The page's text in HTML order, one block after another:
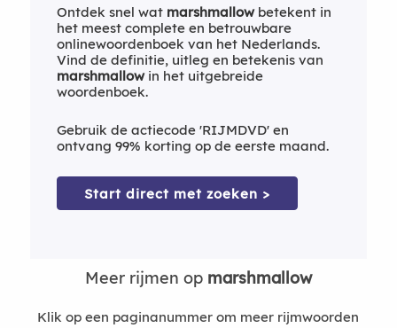
Ontdek snel wat marshmallowbetekent in
het meest complete en betrouwbare
onlinewoordenboek van het Nederlands.
Vind de definitie, uitleg en betekenis van
marshmallowin het uitgebreide
woordenboek.
Gebruik de actiecode 'RIJMDVD' en
ontvang 99% korting op de eerste maand.
Start direct met zoeken >
Meer rijmen op marshmallow
Klik op een paginanummer om meer rijmwoorden